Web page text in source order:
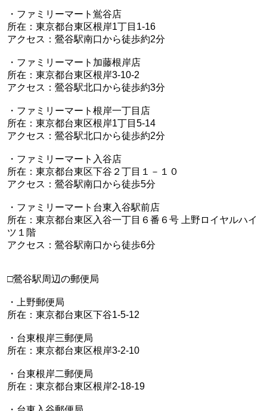
・ファミリーマート鴬谷店
所在：東京都台東区根岸1丁目1-16
アクセス：鶯谷駅南口から徒歩約2分
・ファミリーマート加藤根岸店
所在：東京都台東区根岸3-10-2
アクセス：鶯谷駅北口から徒歩約3分
・ファミリーマート根岸一丁目店
所在：東京都台東区根岸1丁目5-14
アクセス：鶯谷駅北口から徒歩約2分
・ファミリーマート入谷店
所在：東京都台東区下谷２丁目１－１０
アクセス：鶯谷駅南口から徒歩5分
・ファミリーマート台東入谷駅前店
所在：東京都台東区入谷一丁目６番６号 上野ロイヤルハイ
ツ１階
アクセス：鶯谷駅南口から徒歩6分
□鶯谷駅周辺の郵便局
・上野郵便局
所在：東京都台東区下谷1-5-12
・台東根岸三郵便局
所在：東京都台東区根岸3-2-10
・台東根岸二郵便局
所在：東京都台東区根岸2-18-19